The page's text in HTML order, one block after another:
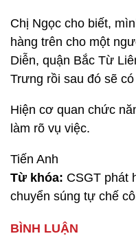
Chị Ngọc cho biết,
hàng trên cho một
Diễn, quận Bắc Từ
Trưng rồi sau đó sẽ
Hiện cơ quan chức
làm rõ vụ việc.
Tiến Anh
Từ khóa: CSGT phát
chuyển súng tự chế